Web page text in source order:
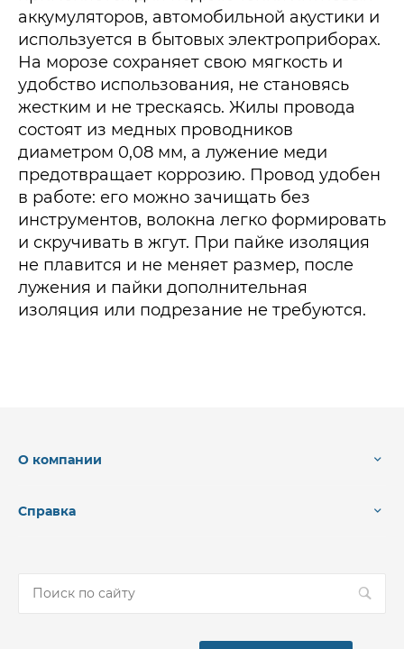
аккумуляторов, автомобильной акустики и
используется в бытовых электроприборах.
На морозе сохраняет свою мягкость и
удобство использования, не становясь
жестким и не трескаясь. Жилы провода
состоят из медных проводников
диаметром 0,08 мм, а лужение меди
предотвращает коррозию. Провод удобен
в работе: его можно зачищать без
инструментов, волокна легко формировать
и скручивать в жгут. При пайке изоляция
не плавится и не меняет размер, после
лужения и пайки дополнительная
изоляция или подрезание не требуются.
О компании
Справка